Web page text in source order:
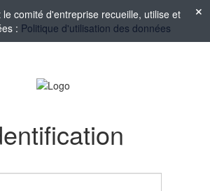
comité d'entreprise recueille, utilise et
: Politique d'utilisation des données